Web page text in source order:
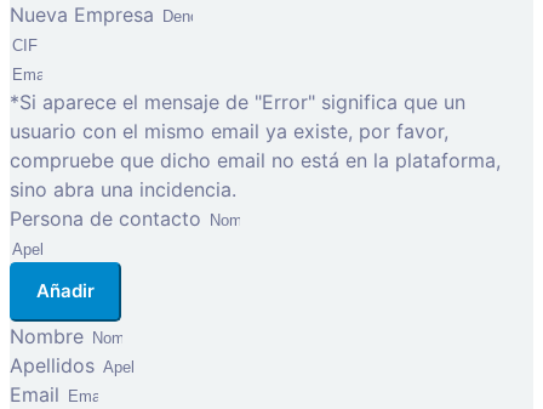
Nueva Empresa
*Si aparece el mensaje de "Error" significa que un
usuario con el mismo email ya existe, por favor,
compruebe que dicho email no está en la plataforma,
sino abra una incidencia.
Persona de contacto
Añadir
Nombre
Apellidos
Email